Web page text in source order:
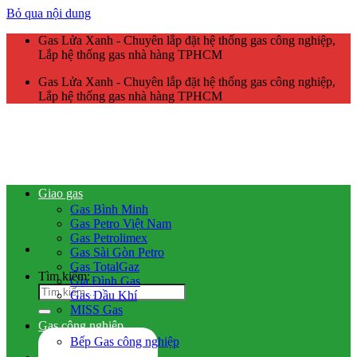
Bỏ qua nội dung
Gas Lửa Xanh - Chuyên lắp đặt hệ thống gas công nghiệp,
Lắp hệ thống gas nhà hàng TPHCM
Gas Lửa Xanh - Chuyên lắp đặt hệ thống gas công nghiệp,
Lắp hệ thống gas nhà hàng TPHCM
Tìm kiếm:
Giao gas
Gas Bình Minh
Gas Petro Việt Nam
Gas Petrolimex
Gas Sài Gòn Petro
Gas TotalGaz
Gia Đình Gas
Gas Dầu Khí
MISS Gas
Gas công nghiệp
Bếp Gas công nghiệp